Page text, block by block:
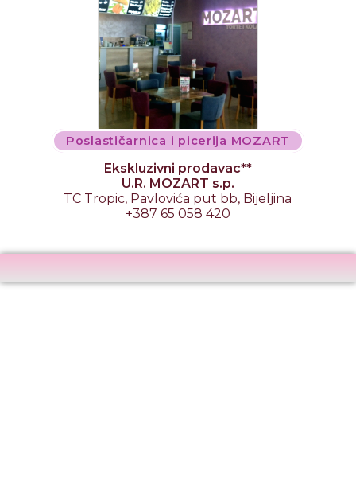
Poslastičarnica i picerija MOZART
Ekskluzivni prodavac**
U.R. MOZART s.p.
TC Tropic, Pavlovića put bb, Bijeljina
+387 65 058 420